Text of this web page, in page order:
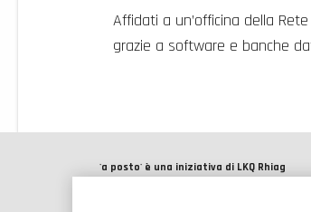
Affidati a un’officina della
grazie a software e banche
'a posto' è una iniziativa di LKQ Rhiag